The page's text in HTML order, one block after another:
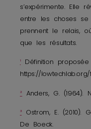
s’expérimente. Elle
entre les choses se
prennent le relais,
que les résultats.
¹ Définition
https://
² Anders, G. (1964).
³ Ostrom, E. (2010).
De Boeck.